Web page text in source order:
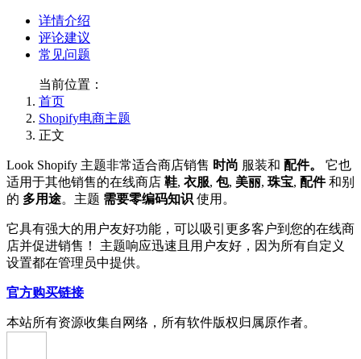
详情介绍
评论建议
常见问题
当前位置：
首页
Shopify电商主题
正文
Look Shopify 主题非常适合商店销售 时尚 服装和 配件。 它也
适用于其他销售的在线商店 鞋, 衣服, 包, 美丽, 珠宝, 配件和别
的 多用途。主题 需要零编码知识 使用。
它具有强大的用户友好功能，可以吸引更多客户到您的在线商
店并促进销售！ 主题响应迅速且用户友好，因为所有自定义
设置都在管理员中提供。
官方购买链接
本站所有资源收集自网络，所有软件版权归属原作者。